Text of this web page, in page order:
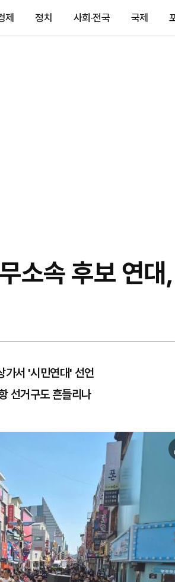
제 정치 사회·전국 국제
소속 후보 연
가서 '시민연대' 선언
선거구도 흔들리나
이